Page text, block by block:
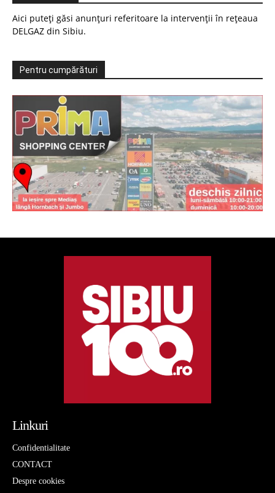
Aici puteți găsi anunțuri referitoare la intervenții în rețeaua
DELGAZ din Sibiu.
Pentru cumpărături
Linkuri
Confidentialitate
CONTACT
Despre cookies